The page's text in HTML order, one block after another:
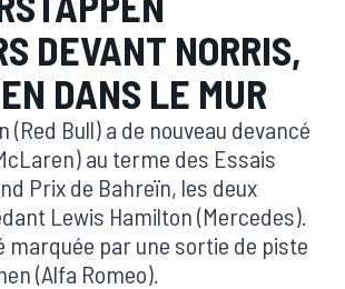
DEVANT NORRIS,
DANS LE MUR
(Red Bull) a de nouveau devancé
au terme des Essais
Prix de Bahreïn, les deux
Lewis Hamilton (Mercedes).
marquée par une sortie de piste
(Alfa Romeo).